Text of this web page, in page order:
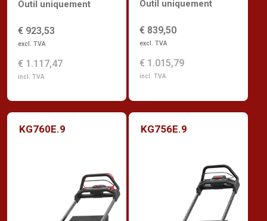
€ 923,53
excl. TVA
€ 1.117,47
incl. TVA
Outil uniquement
€ 839,50
excl. TVA
€ 1.015,79
incl. TVA
Outil uniquement
KG760E.9 KG756E.9